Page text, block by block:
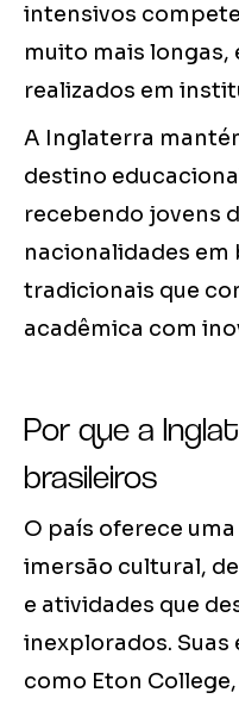
intensivos
muito mais
realizados em
A Inglaterra
destino
recebendo jovens
nacionalidades
tradicionais que
acadêmica com
Por que a
brasileiros
O país oferece
imersão cultural,
e atividades que
inexplorados.
como Eton